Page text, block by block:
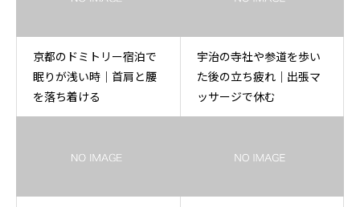
京都のドミトリー宿泊で
眠りが浅い時｜首肩と腰
を落ち着ける
宇治の寺社や参道を歩い
た後の立ち疲れ｜出張マ
ッサージで休む